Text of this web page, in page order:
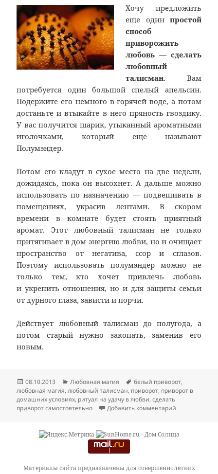
Хочу предложить
еще один простой
способ
приворожить
любовь — сделать
любовный
талисман. Вам
потребуется один большой спелый апельсин.
Подержите его немного в горячей воде, а потом
достаньте и втыкайте в него пряность гвоздику.
У вас получится шарик, утыканный ароматными
иголочками, который еще называют
Полумэндер.
Потом его кладут в сухое место на две недели,
дожидаясь, пока он высохнет. А дальше можно
использовать по назначению — подвешивать в
помещениях, украсив лентами. В скором
времени в комнате будет стоять приятный
аромат. Этот любовный талисман не только
притягивает в дом энергию любви, но и очищает
пространство от негатива, ссор и сглазов.
Поэтому использовать полумэндер можно не
только тем, кто хочет привлечь любовь
и укрепить отношения, но и для защиты семьи
от дурного глаза, зависти и порчи.
Действует любовный талисман до полугода, а
потом старый нужно закопать, заменив его
новым.
Опубликовано
08.10.2013 Рубрики
Любовная магия Метки
белый приворот,
любовная магия,любовный талисман, приворот, приворот в
домашних условиях, ритуал на удачу в любви,сделать
приворот самостоятельно
Добавить комментарий
Материалы сайта предназначены для совершеннолетних